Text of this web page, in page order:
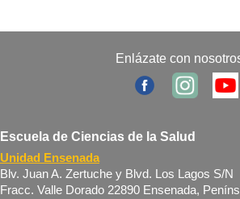
Enlázate con
Escuela de Ciencias de la Salud
Unidad Ensenada
Blv. Juan A. Zertuche y Blvd. Los Lagos S/N
Fracc. Valle Dorado 22890 Ensenada,